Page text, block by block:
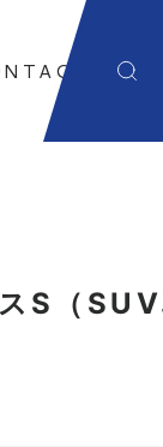
S（SUV